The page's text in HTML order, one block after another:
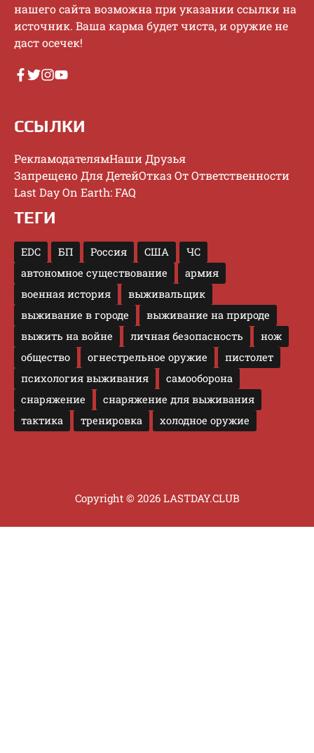
нaшeгo caйтa вoзмoжнa пpи укaзaнии ccылки нa
иcтoчник. Baшa кapмa будeт чиcтa, и opужиe нe
дacт oceчeк!
ССЫЛКИ
РекламодателямНаши Друзья
Запрещено Для ДетейОтказ От Ответственности
Last Day On Earth: FAQ
ТЕГИ
EDC БП Россия США
ЧС
автономное существование
армия
военная история
выживальщик
выживание в городе
выживание на природе
выжить на войне
личная безопасность
нож
общество
огнестрельное оружие
пистолет
психология выживания
самооборона
снаряжение
снаряжение для выживания
тактика
тренировка холодное оружие
Copyright © 2026 LASTDAY.CLUB